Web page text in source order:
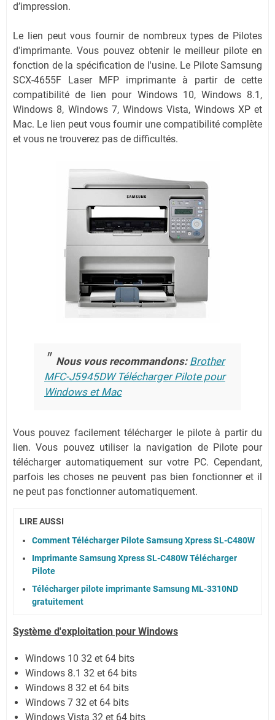
d’impression.
Le lien peut vous fournir de nombreux types de Pilotes
d'imprimante. Vous pouvez obtenir le meilleur pilote en
fonction de la spécification de l'usine. Le Pilote Samsung
SCX-4655F Laser MFP imprimante à partir de cette
compatibilité de lien pour Windows 10, Windows 8.1,
Windows 8, Windows 7, Windows Vista, Windows XP et
Mac. Le lien peut vous fournir une compatibilité complète
et vous ne trouverez pas de difficultés.
Nous vous recommandons: Brother
MFC-J5945DW Télécharger Pilote pour
Windows et Mac
Vous pouvez facilement télécharger le pilote à partir du
lien.Vous pouvez utiliser la navigation de Pilote pour
télécharger automatiquement sur votre PC. Cependant,
parfois les choses ne peuvent pas bien fonctionner et il
ne peut pas fonctionner automatiquement.
LIRE AUSSI
Comment Télécharger Pilote Samsung Xpress SL-C480W
Imprimante Samsung Xpress SL-C480W Télécharger
Pilote
Télécharger pilote imprimante Samsung ML-3310ND
gratuitement
Système d'exploitation pour Windows
Windows 10 32 et 64 bits
Windows 8.1 32 et 64 bits
Windows 8 32 et 64 bits
Windows 7 32 et 64 bits
Windows Vista 32 et 64 bits